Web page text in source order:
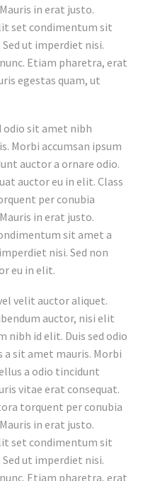
in erat justo.
set condimentum sit
Sed ut imperdiet nisi.
Etiam pharetra, erat
egestas quam, ut
odio sit amet nibh
Morbi accumsan ipsum
auctor a ornare odio.
auctor eu in elit. Class
per conubia
in erat justo.
sit amet a
nisi. Sed non
eu in elit.
velit auctor aliquet.
auctor, nisi elit
nibh id elit. Duis sed odio
sit amet mauris. Morbi
a odio tincidunt
vitae erat consequat.
torquent per conubia
in erat justo.
set condimentum sit
Sed ut imperdiet nisi.
Etiam pharetra, erat